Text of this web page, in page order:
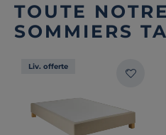
TOUTE
SOMMIERS
Liv. offerte